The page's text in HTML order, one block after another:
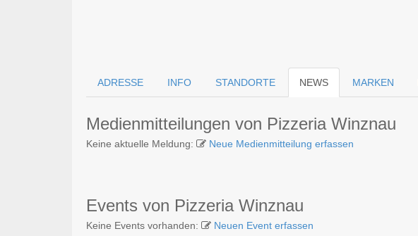
ADRESSE INFO STANDORTE NEWS MARKEN
Medienmitteilungen von Pizzeria Winznau
Keine aktuelle Meldung: Neue Medienmitteilung erfassen
Events von Pizzeria Winznau
Keine Events vorhanden: Neuen Event erfassen